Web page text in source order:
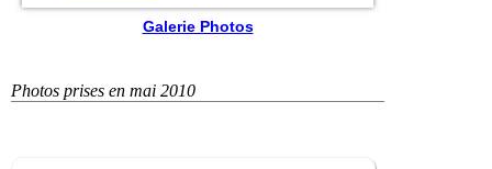
Galerie Photos
Photos prises en mai 2010